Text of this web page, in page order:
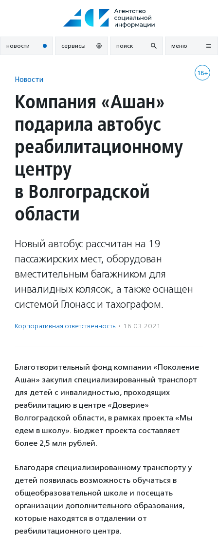
новости сервисы поиск меню
18+
Новости
Компания «Ашан»
подарила автобус
реабилитационному
центру
в Волгоградской
области
Новый автобус рассчитан на 19
пассажирских мест, оборудован
вместительным багажником для
инвалидных колясок, а также оснащен
системой Глонасс и тахографом.
Корпоративная ответственность · 16.03.2021
Благотворительный фонд компании «Поколение
Ашан» закупил специализированный транспорт
для детей с инвалидностью, проходящих
реабилитацию в центре «Доверие»
Волгоградской области, в рамках проекта «Мы
едем в школу». Бюджет проекта составляет
более 2,5 млн рублей.
Благодаря специализированному транспорту у
детей появилась возможность обучаться в
общеобразовательной школе и посещать
организации дополнительного образования,
которые находятся в отдалении от
реабилитационного центра.